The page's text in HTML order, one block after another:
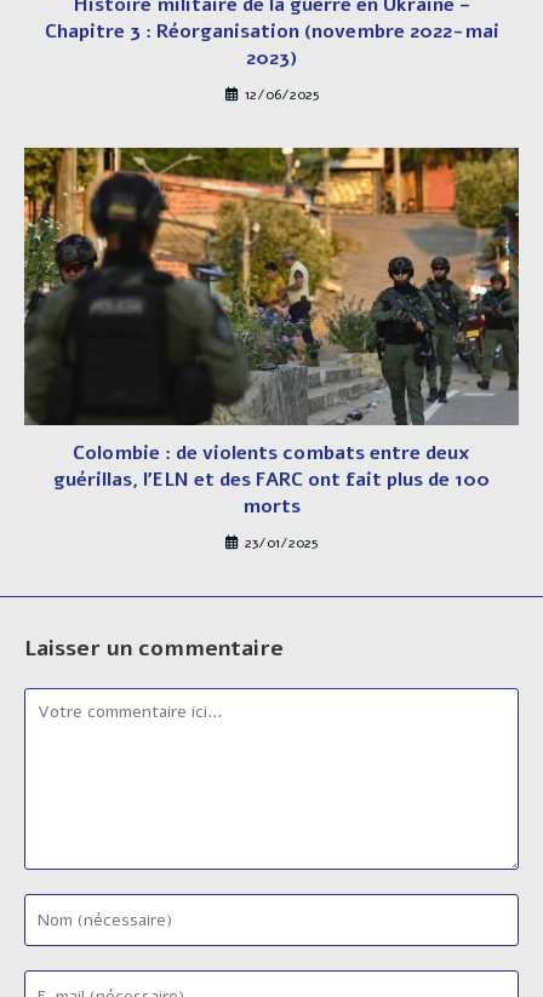
Chapitre 3 : Réorganisation (novembre 2022-mai
2023)
12/06/2025
Colombie : de violents combats entre deux
guérillas, l’ELN et des FARC ont fait plus de 100
morts
23/01/2025
Laisser un commentaire
Comment
your
name